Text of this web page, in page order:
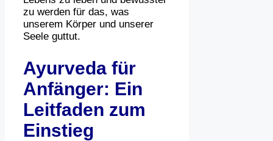
zu werden für das, was
unserem Körper und unserer
Seele guttut.
Ayurveda für
Anfänger: Ein
Leitfaden zum
Einstieg